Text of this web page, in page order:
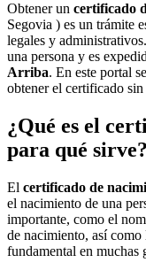
Obtener un certificado
Segovia ) es un trámite
legales y
una persona y es
Arriba. En este portal
obtener el certificado
¿Qué es el
para qué sirve?
El certificado de
el nacimiento de una
importante, como el
de nacimiento, así como
fundamental en muchas